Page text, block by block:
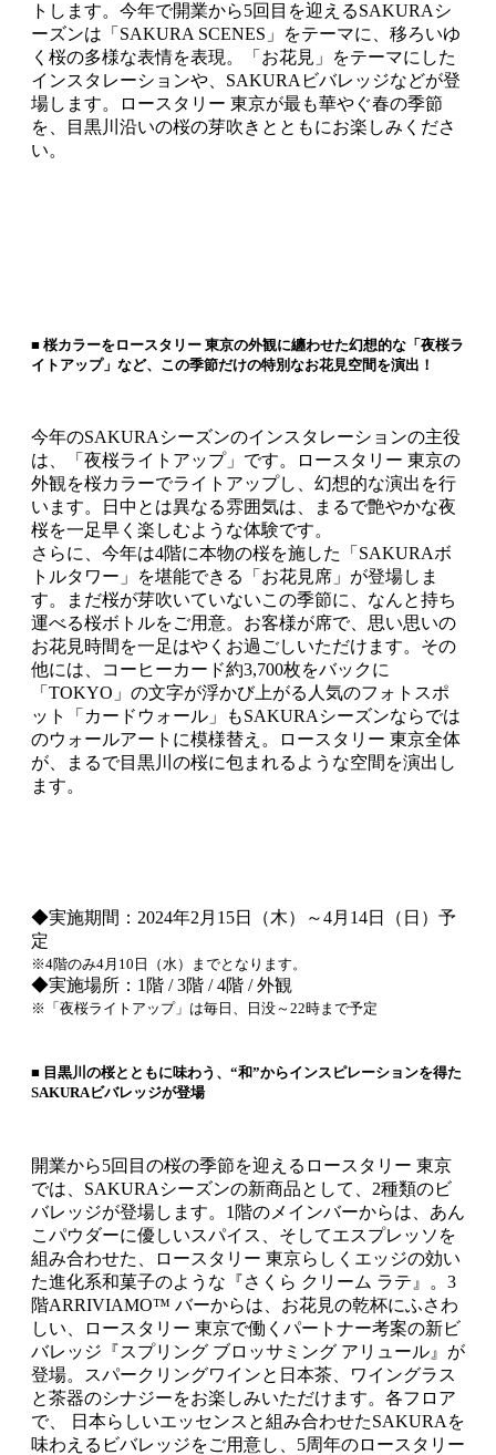
トします。今年で開業から5回目を迎えるSAKURAシ
ーズンは「SAKURA SCENES」をテーマに、移ろいゆ
く桜の多様な表情を表現。「お花見」をテーマにした
インスタレーションや、SAKURAビバレッジなどが登
場します。ロースタリー 東京が最も華やぐ春の季節
を、目黒川沿いの桜の芽吹きとともにお楽しみくださ
い。
■ 桜カラーをロースタリー 東京の外観に纏わせた幻想的な「夜桜ラ
イトアップ」など、この季節だけの特別なお花見空間を演出！
今年のSAKURAシーズンのインスタレーションの主役
は、「夜桜ライトアップ」です。ロースタリー 東京の
外観を桜カラーでライトアップし、幻想的な演出を行
います。日中とは異なる雰囲気は、まるで艶やかな夜
桜を一足早く楽しむような体験です。
さらに、今年は4階に本物の桜を施した「SAKURAボ
トルタワー」を堪能できる「お花見席」が登場しま
す。まだ桜が芽吹いていないこの季節に、なんと持ち
運べる桜ボトルをご用意。お客様が席で、思い思いの
お花見時間を一足はやくお過ごしいただけます。その
他には、コーヒーカード約3,700枚をバックに
「TOKYO」の文字が浮かび上がる人気のフォトスポ
ット「カードウォール」もSAKURAシーズンならでは
のウォールアートに模様替え。ロースタリー 東京全体
が、まるで目黒川の桜に包まれるような空間を演出し
ます。
◆実施期間：2024年2月15日（木）～4月14日（日）予
定
※4階のみ4月10日（水）までとなります。
◆実施場所：1階 / 3階 / 4階 / 外観
※「夜桜ライトアップ」は毎日、日没～22時まで予定
■ 目黒川の桜とともに味わう、“和”からインスピレーションを得た
SAKURAビバレッジが登場
開業から5回目の桜の季節を迎えるロースタリー 東京
では、SAKURAシーズンの新商品として、2種類のビ
バレッジが登場します。1階のメインバーからは、あん
こパウダーに優しいスパイス、そしてエスプレッソを
組み合わせた、ロースタリー 東京らしくエッジの効い
た進化系和菓子のような『さくら クリーム ラテ』。3
階ARRIVIAMO™ バーからは、お花見の乾杯にふさわ
しい、ロースタリー 東京で働くパートナー考案の新ビ
バレッジ『スプリング ブロッサミング アリュール』が
登場。スパークリングワインと日本茶、ワイングラス
と茶器のシナジーをお楽しみいただけます。各フロア
で、 日本らしいエッセンスと組み合わせたSAKURAを
味わえるビバレッジをご用意し、5周年のロースタリー